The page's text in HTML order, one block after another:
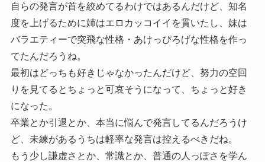
自らの発言が首を絞めてるわけではあるんだけど、知名
度を上げるために姉はエロカッコイイを貫いたし、妹は
バラエティーで突飛な性格・あけっぴろげな性格を作っ
てたんだろうね。
最初はどっちも好きじゃなかったんだけど、努力の空回
りを見てるとちょっと可哀そうになって、ちょっと好き
になった。
卒業とか引退とか、本当に悩んで発言してるんだろうけ
ど、未練があるうちは軽率な発言は控えるべきだね。
もう少し謙虚さとか、常識とか、普通の人っぽさを学ん